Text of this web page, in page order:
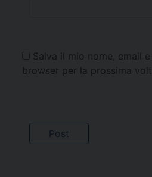
Salva il mio nome, email
browser per la prossima